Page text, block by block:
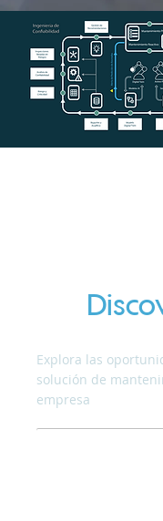
Explora las
solución de
empresa